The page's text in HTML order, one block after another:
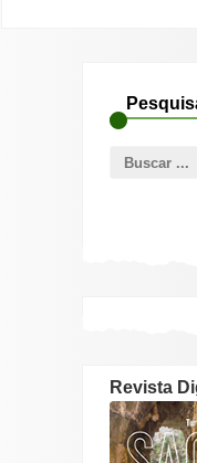
Revista